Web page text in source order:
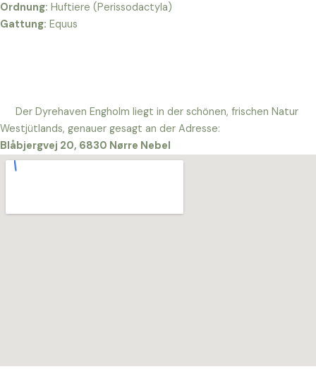
Ordnung: Huftiere (Perissodactyla)
Gattung: Equus
Der Dyrehaven Engholm liegt in der schönen, frischen Natur
Westjütlands, genauer gesagt an der Adresse:
Blåbjergvej 20, 6830 Nørre Nebel